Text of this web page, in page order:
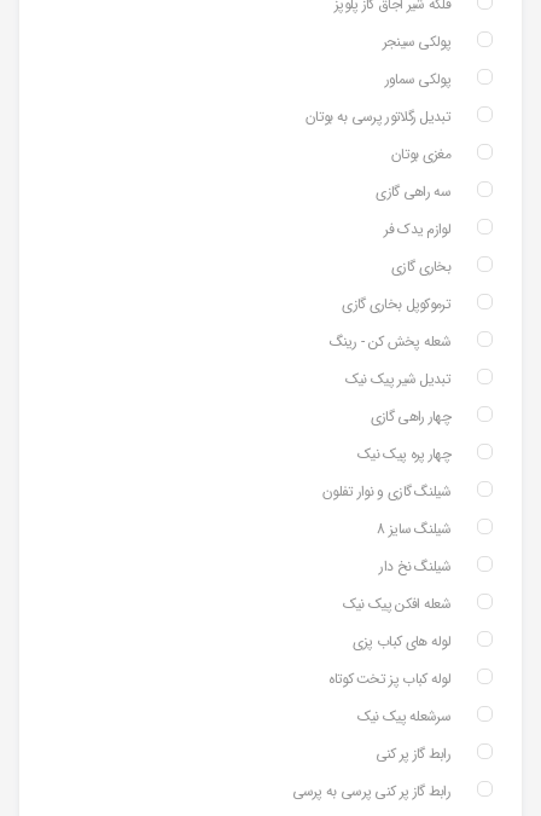
پولکی سینجر
پولکی سماور
تبدیل رگلاتور پرسی به بوتان
مغزی بوتان
سه راهی گازی
لوازم یدک فر
بخاری گازی
ترموکوپل بخاری گازی
شعله پخش کن - رینگ
تبدیل شیر پیک نیک
چهار راهی گازی
چهار پره پیک نیک
شیلنگ گازی و نوار تفلون
شیلنگ سایز 8
شیلنگ نخ دار
شعله افکن پیک نیک
لوله های کباب پزی
لوله کباب پز تخت کوتاه
سرشعله پیک نیک
رابط گاز پر کنی
رابط گاز پر کنی پرسی به پرسی